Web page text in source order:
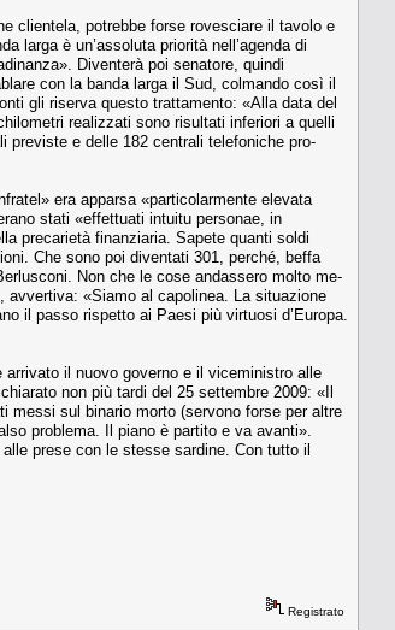
clientela, potreb­be forse rovesciare il tavolo e
larga è un’assoluta priorità nell’agenda di
Diventerà poi se­natore, quindi
con la banda larga il Sud, col­mando così il
gli riserva questo trattamento: «Alla data del
realizzati sono risultati inferiori a quelli
previ­ste e delle 182 centrali telefoniche pro­
era apparsa «particolar­mente elevata
stati «effettuati intuitu personae, in
precarietà finanziaria. Sapete quanti soldi
Che sono poi diventati 301, perché, beffa
Non che le cose andassero molto me­
avvertiva: «Sia­mo al capolinea. La situazione
il passo rispetto ai Pae­si più virtuosi d’Europa.
il nuo­vo governo e il viceministro alle
non più tardi del 25 settembre 2009: «Il
messi sul binario mor­to (servono forse per altre
problema. Il piano è parti­to e va avanti».
prese con le stesse sardine. Con tutto il
Registrato